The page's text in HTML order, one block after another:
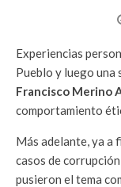
Experiencias
Pueblo y luego una
Francisco Merino
comportamiento
Más adelante, ya a
casos de
pusieron el tema